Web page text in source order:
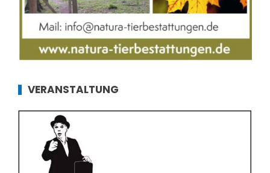
VERANSTALTUNG